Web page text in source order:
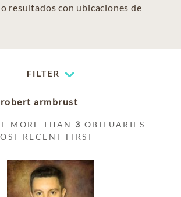
resultados con ubicaciones de
FILTER
robert armbrust
MORE THAN 3 OBITUARIES
RECENT FIRST